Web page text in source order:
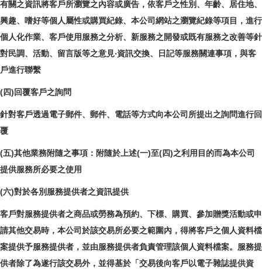
有關之資訊將客戶所瀏覽之內容或廣告，依客戶之性別、年齡、居住地、
興趣、嗜好等個人屬性或購買紀錄、本公司網站之瀏覽紀錄等項目，進行
個人化作業、客戶使用服務之分析、新服務之開發或既有服務之改善等針
對民調、活動、留言版等之意見‧資訊交換、日記等服務關連事項，與客
戶進行聯繫
(四)回覆客戶之詢問
針對客戶透過電子郵件、郵件、電話等方式向本公司所提出之詢問進行回
覆
(五)其他業務附隨之事項：附隨於上述(一)至(四)之利用目的而為本公司
提供服務所必要之使用
(六)對於各別服務提供者之資訊提供
客戶對服務提供者之商品或勞務為預約、下標、購買、參加贈獎活動或申
請其他交易時，本公司於該交易所必要之範圍內，得將客戶之個人資料檔
案提供予服務提供者，並由服務提供者負責管理該個人資料檔案。服務提
供者除了為遂行該交易外，並得基於「交易後向客戶以電子雜誌提供資